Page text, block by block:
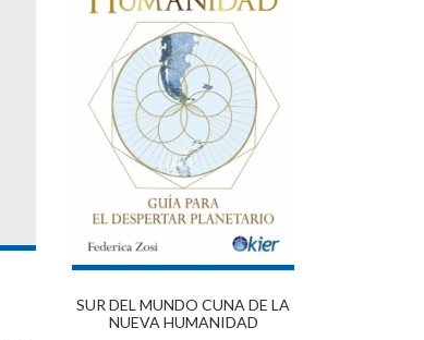
SUR DEL MUNDO CUNA DE LA
NUEVA HUMANIDAD